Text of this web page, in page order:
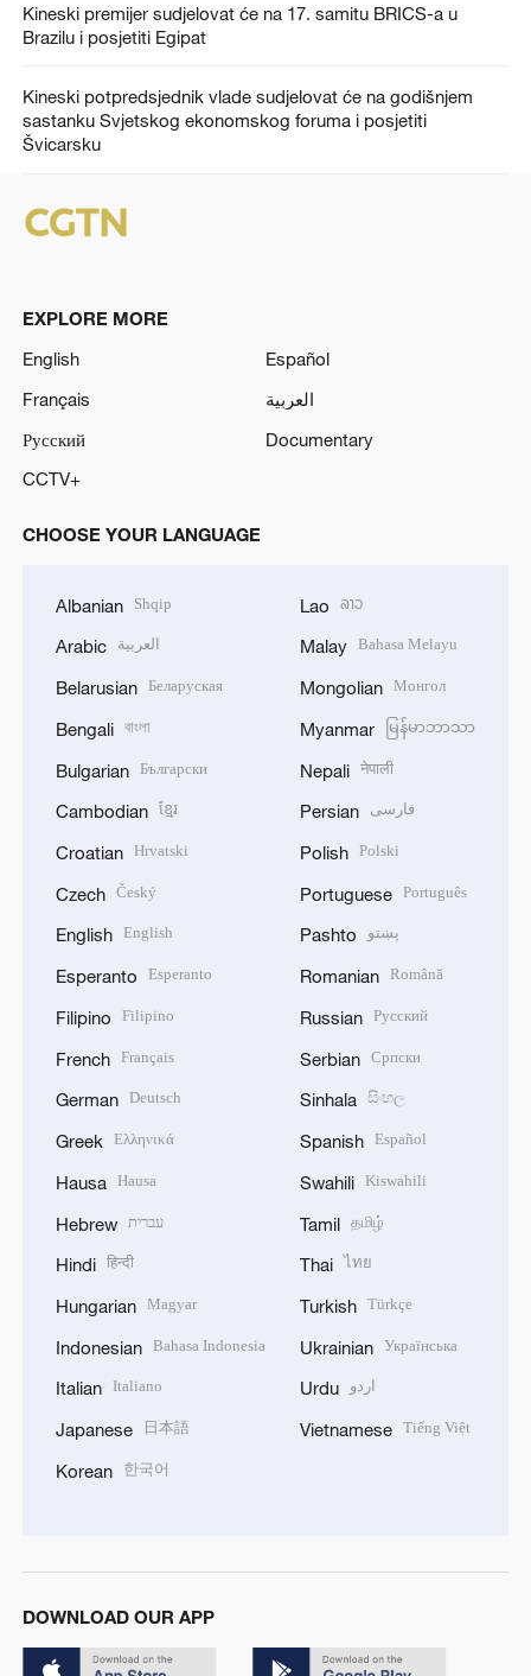
Kineski premijer sudjelovat će na 17. samitu BRICS-a u
Brazilu i posjetiti Egipat
Kineski potpredsjednik vlade sudjelovat će na godišnjem
sastanku Svjetskog ekonomskog foruma i posjetiti
Švicarsku
EXPLORE MORE
English
Español
Français
العربية
Русский
Documentary
CCTV+
CHOOSE YOUR LANGUAGE
Albanian Shqip
Arabic العربية
Belarusian Беларуская
Bengali বাংলা
Bulgarian Български
Cambodian ខ្មែរ
Croatian Hrvatski
Czech Český
English English
Esperanto Esperanto
Filipino Filipino
French Français
German Deutsch
Greek Ελληνικά
Hausa Hausa
Hebrew עברית
Hindi हिन्दी
Hungarian Magyar
Indonesian Bahasa Indonesia
Italian Italiano
Japanese 日本語
Korean 한국어
Lao ລາວ
Malay Bahasa Melayu
Mongolian Монгол
Myanmar မြန်မာဘာသာ
Nepali नेपाली
Persian فارسی
Polish Polski
Portuguese Português
Pashto پښتو
Romanian Română
Russian Русский
Serbian Српски
Sinhala සිංහල
Spanish Español
Swahili Kiswahili
Tamil தமிழ்
Thai ไทย
Turkish Türkçe
Ukrainian Українська
Urdu اردو
Vietnamese Tiếng Việt
DOWNLOAD OUR APP